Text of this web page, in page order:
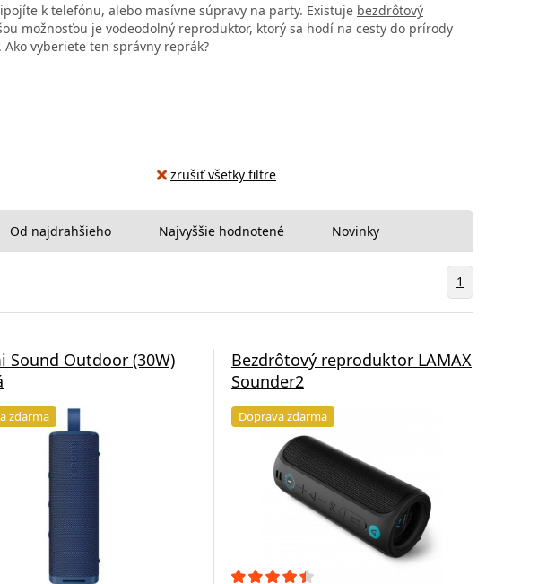
k telefónu, alebo masívne súpravy na party. Existuje bezdrôtový
možnosťou je vodeodolný reproduktor, ktorý sa hodí na cesty do prírody
vyberiete ten správny reprák?
zrušiť všetky filtre
Od najdrahšieho Najvyššie hodnotené Novinky
1
Sound Outdoor (30W)
zdarma
Bezdrôtový reproduktor LAMAX
Sounder2
Doprava zdarma